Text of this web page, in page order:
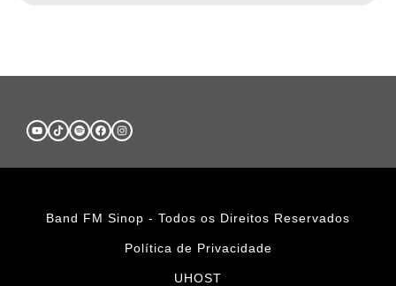
Band FM Sinop - Todos os Direitos Reservados
Política de Privacidade
UHOST